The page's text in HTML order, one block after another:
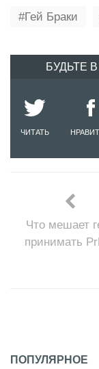
Гей Браки
БУДЬТЕ
ЧИТАТЬ
Что мешает
принимать
ПОПУЛЯРНОЕ